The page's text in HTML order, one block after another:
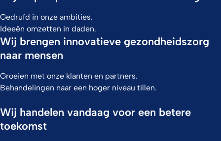
Gedrufd in onze ambities.
Ideeën omzetten in daden.
Wij brengen innovatieve gezondheidszorg
naar mensen
Groeien met onze klanten en partners.
Behandelingen naar een hoger niveau tillen.
Wij handelen vandaag voor een betere
toekomst